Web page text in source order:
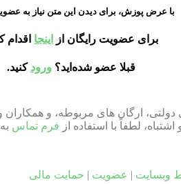
با عرض پوزش، برای دیدن این متن نیاز به
برای عضویت رایگان از اینجا اقدام
قبلا عضو شده‌اید؟ ورود کنید.
دولتی، ارگان های مربوطه، و
لطفاً با استفاده از فرم تماس
وبسایت | عضویت | حمایت مالی